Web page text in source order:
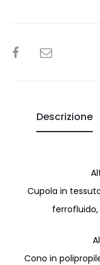
SHARE
Descrizione
Cupola in
Cono in